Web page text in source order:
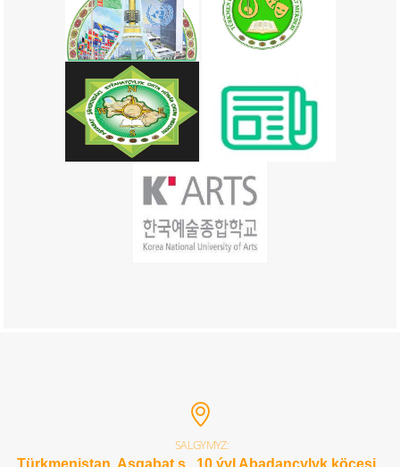
SALGYMYZ:
Türkmenistan, Aşgabat ş., 10 ýyl Abadançylyk köçesi